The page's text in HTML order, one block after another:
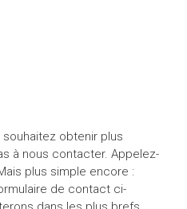
obtenir plus
à nous contacter. Appelez-
plus simple encore :
de contact ci-